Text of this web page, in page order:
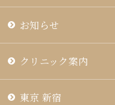
お知らせ
クリニック案内
東京 新宿